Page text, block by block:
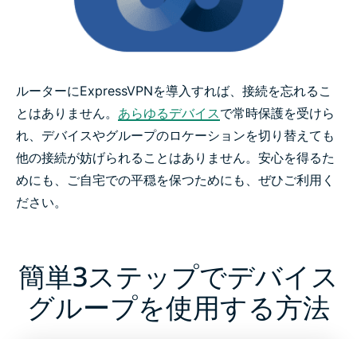
ルーターにExpressVPNを導入すれば、接続を忘れるこ
とはありません。 あらゆるデバイスで常時保護を受けら
れ、デバイスやグループのロケーションを切り替えても
他の接続が妨げられることはありません。安心を得るた
めにも、ご自宅での平穏を保つためにも、ぜひご利用く
ださい。
簡単3ステップでデバイス
グループを使用する方法